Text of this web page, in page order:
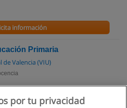
información
Primaria
Valencia (VIU)
por tu privacidad